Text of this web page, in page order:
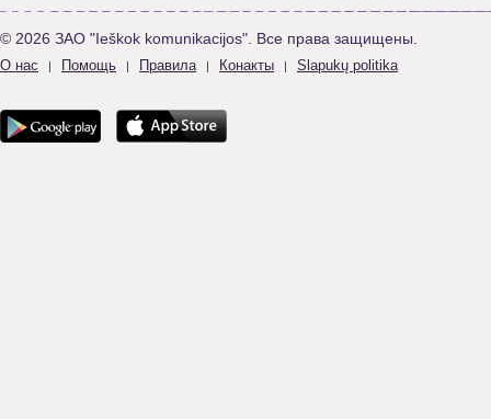
© 2026 ЗАО "Ieškok komunikacijos". Все права защищены.
О нас | Помощь | Правила | Конакты | Slapukų politika